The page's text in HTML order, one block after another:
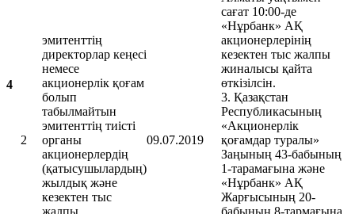
4
2 09.07.2019
эмитенттің
директорлар кеңесі
немесе
акционерлік қоғам
болып
табылмайтын
эмитенттің тиісті
органы
акционерлердің
(қатысушылардың)
жылдық және
кезектен тыс
жалпы
сағат 10:00-де
«Нұрбанк» АҚ
акционерлерінің
кезектен тыс жалпы
жиналысы қайта
өткізілсін.
3. Қазақстан
Республикасының
«Акционерлік
қоғамдар туралы»
Заңының 43-бабының
1-тарамағына және
«Нұрбанк» АҚ
Жарғысының 20-
бабының 8-тармағына